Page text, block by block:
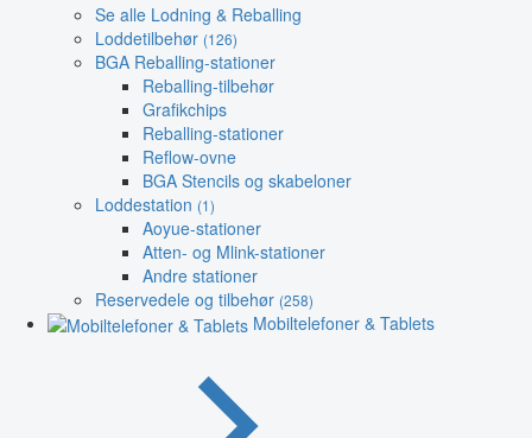
Se alle Lodning & Reballing
Loddetilbehør (126)
BGA Reballing-stationer
Reballing-tilbehør
Grafikchips
Reballing-stationer
Reflow-ovne
BGA Stencils og skabeloner
Loddestation (1)
Aoyue-stationer
Atten- og Mlink-stationer
Andre stationer
Reservedele og tilbehør (258)
Mobiltelefoner & Tablets